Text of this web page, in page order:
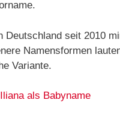
Deutschland seit 2010
Namensformen
Variante.
Iliana als Babyname